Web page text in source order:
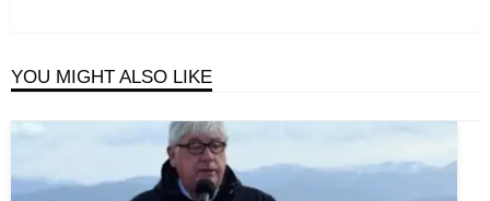
YOU MIGHT ALSO LIKE